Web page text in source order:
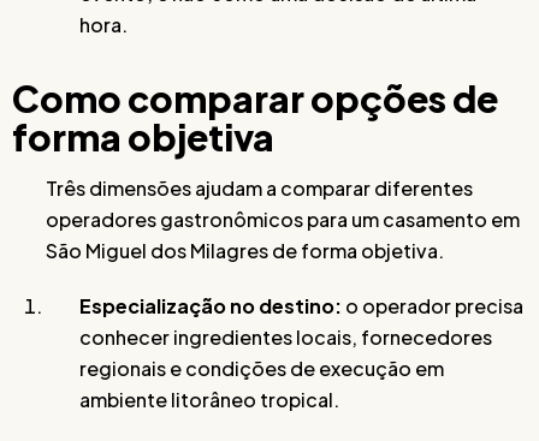
hora.
Como comparar opções de
forma objetiva
Três dimensões ajudam a comparar diferentes
operadores gastronômicos para um casamento em
São Miguel dos Milagres de forma objetiva.
Especialização no destino: o operador precisa
conhecer ingredientes locais, fornecedores
regionais e condições de execução em
ambiente litorâneo tropical.